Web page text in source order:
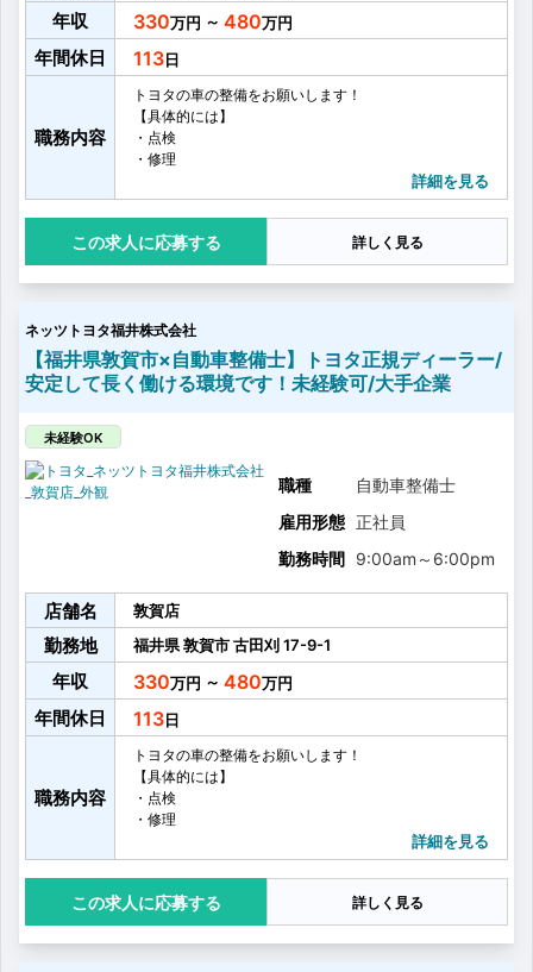
年収 330 ～ 480
年間休日 113
職務内容
トヨタの車の整備をお願いします！
【具体的には】
・点検
・修理
・オイル交換
・タイヤ交換
・お客様へ整備内容のご説明
・お客様へのアフターフォロー
・その他整備業務に付随する雑務
お客さまに心から満足していただけるより良いサービ
スを提供するために、
営業、フロアアテンダント、サービスエンジニアの3部
門が日頃から積極的にコミュニケーションをとり、
詳細を見る
応募する 詳しく見る
ネッツトヨタ福井株式会社
【福井県敦賀市×自動車整備士】トヨタ正規ディーラー/
安定して長く働ける環境です！未経験可/大手企業
未経験OK
職種
自動車整備士
雇用形態 正社員
勤務時間 9:00am ～ 6:00pm
店舗名 敦賀店
勤務地 福井県敦賀市古田刈 17-9-1
年収 330 ～ 480
年間休日 113
職務内容
トヨタの車の整備をお願いします！
【具体的には】
・点検
・修理
・オイル交換
・タイヤ交換
・お客様へ整備内容のご説明
・お客様へのアフターフォロー
・その他整備業務に付随する雑務
詳細を見る
応募する 詳しく見る